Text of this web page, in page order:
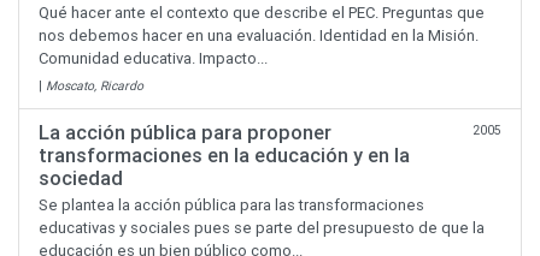
Qué hacer ante el contexto que describe el PEC. Preguntas que
nos debemos hacer en una evaluación. Identidad en la Misión.
Comunidad educativa. Impacto...
| Moscato, Ricardo
La acción pública para proponer
transformaciones en la educación y en la
sociedad
2005
Se plantea la acción pública para las transformaciones
educativas y sociales pues se parte del presupuesto de que la
educación es un bien público como...